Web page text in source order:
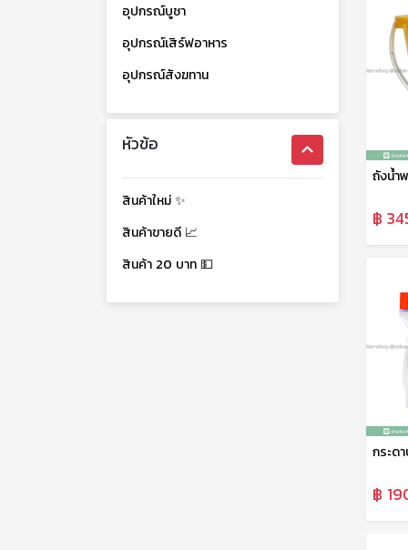
อุปกรณ์บูชา
อุปกรณ์เสิร์ฟอาหาร
อุปกรณ์สังฆทาน
หัวข้อ
สินค้าใหม่ ✨
สินค้าขายดี 📈
สินค้า 20 บาท 💵
฿
฿